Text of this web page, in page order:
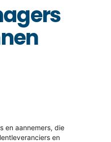
en aannemers, die
en